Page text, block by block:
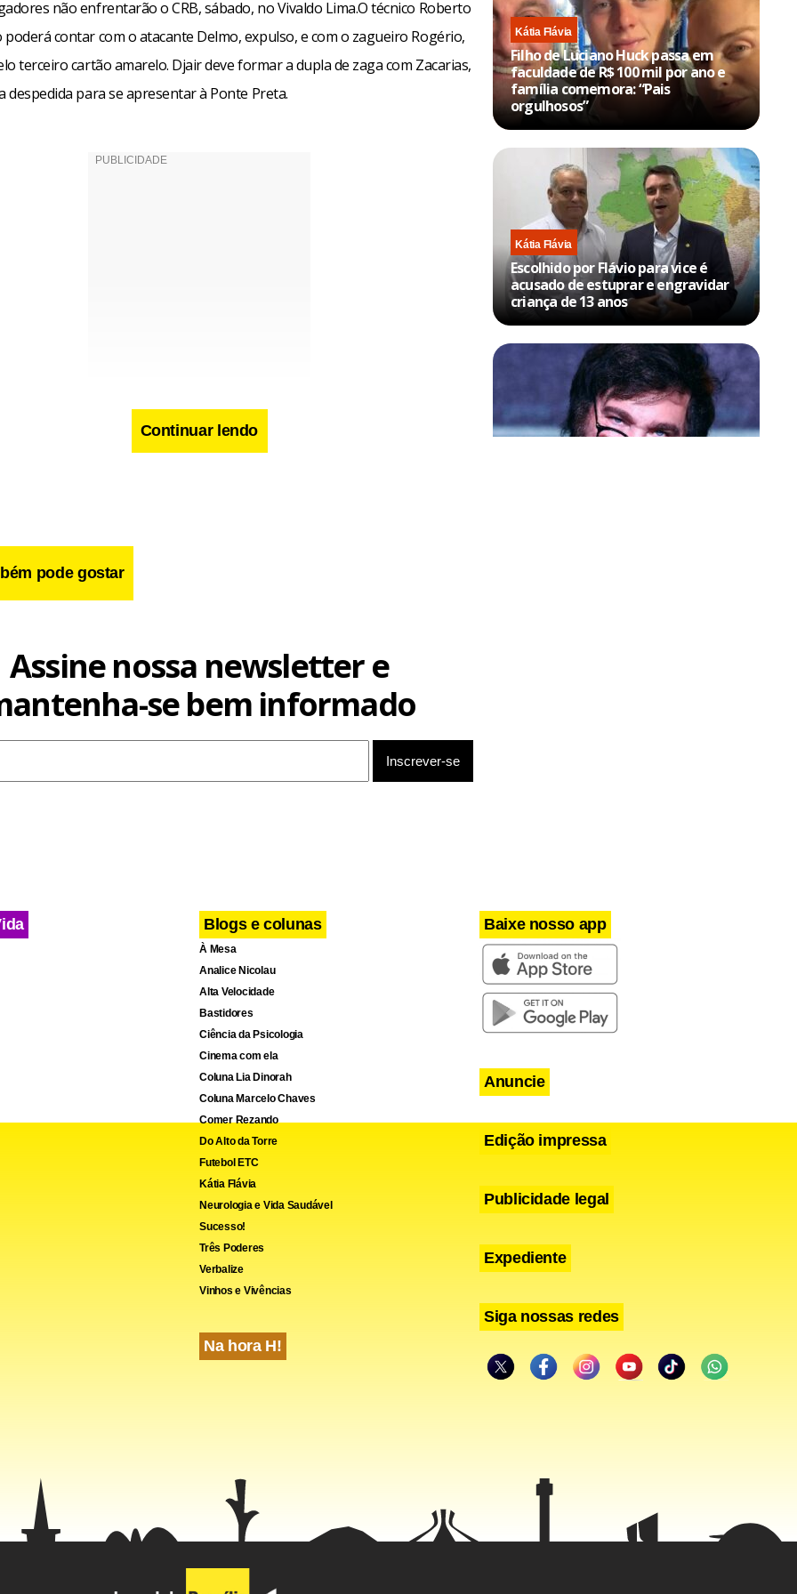
não enfrentarão o CRB, sábado, no Vivaldo Lima.O técnico Roberto
poderá contar com o atacante Delmo, expulso, e com o zagueiro Rogério,
terceiro cartão amarelo. Djair deve formar a dupla de zaga com Zacarias,
despedida para se apresentar à Ponte Preta.
Continuar lendo
pode gostar
Kátia Flávia
Filho de Luciano Huck passa em
faculdade de R$ 100 mil por ano e
família comemora: “Pais
orgulhosos”
Kátia Flávia
Escolhido por Flávio para vice é
acusado de estuprar e engravidar
criança de 13 anos
Assine nossa newsletter e
se bem informado
Blogs e colunas
À Mesa
Analice Nicolau
Alta Velocidade
Bastidores
Ciência da Psicologia
Cinema com ela
Coluna Lia Dinorah
Coluna Marcelo Chaves
Comer Rezando
Do Alto da Torre
Futebol ETC
Kátia Flávia
Neurologia e Vida Saudável
Sucesso!
Três Poderes
Verbalize
Vinhos e Vivências
Na hora H!
Baixe nosso app
Anuncie
Edição impressa
Publicidade legal
Expediente
Siga nossas redes